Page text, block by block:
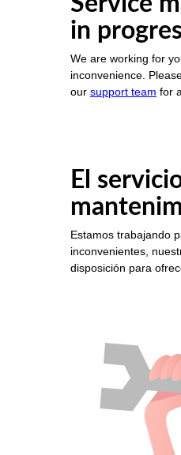
in
We are working for
inconvenience.
our support team for
El
Estamos trabajando
inconvenientes,
disposición para